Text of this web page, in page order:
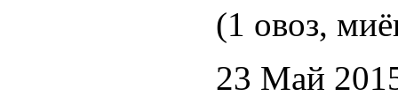
(1 овоз,
23 Май